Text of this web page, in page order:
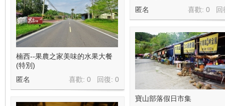
喜歡: 0 回
匿名
楠西--果農之家美味的水果大餐
(特別)
喜歡: 0 回復: 0
匿名
寶山部落假日市集